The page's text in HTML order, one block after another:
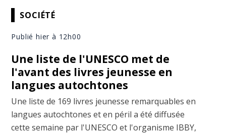
SOCIÉTÉ
Publié hier à 12h00
Une liste de l'UNESCO met de
l'avant des livres jeunesse en
langues autochtones
Une liste de 169 livres jeunesse remarquables en
langues autochtones et en péril a été diffusée
cette semaine par l'UNESCO et l'organisme IBBY,